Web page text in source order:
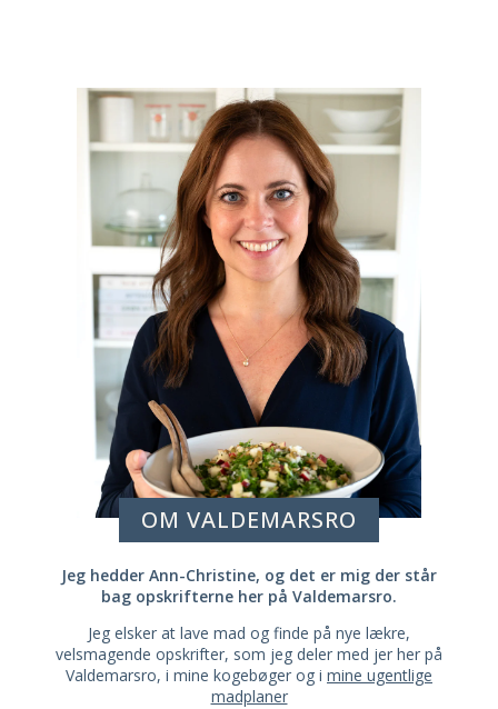
OM VALDEMARSRO
Jeg hedder Ann-Christine, og det er mig der står
bag opskrifterne her på Valdemarsro.
Jeg elsker at lave mad og finde på nye lækre,
velsmagende opskrifter, som jeg deler med jer her på
Valdemarsro, i mine kogebøger og i mine ugentlige
madplaner